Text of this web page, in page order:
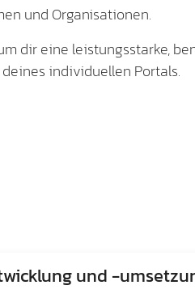
und Organisationen.
dir eine leistungsstarke,
individuellen Portals.
und -